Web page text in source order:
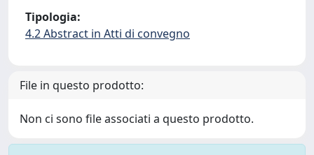
Tipologia:
4.2 Abstract in Atti di convegno
File in questo prodotto:
Non ci sono file associati a questo prodotto.